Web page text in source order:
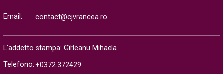
Email: contact@cjvrancea.ro
L'addetto stampa: Gîrleanu Mihaela
Telefono: +0372.372429